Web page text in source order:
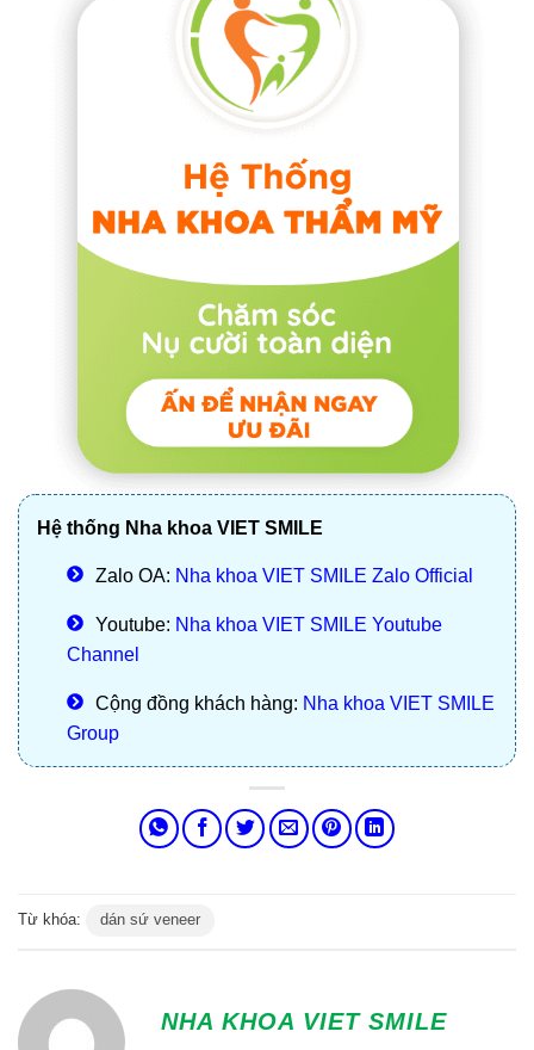
Hệ thống Nha khoa VIET SMILE
Zalo OA: Nha khoa VIET SMILE Zalo Official
Youtube: Nha khoa VIET SMILE Youtube
Channel
Cộng đồng khách hàng: Nha khoa VIET SMILE
Group
Từ khóa: dán sứ veneer
NHA KHOA VIET SMILE